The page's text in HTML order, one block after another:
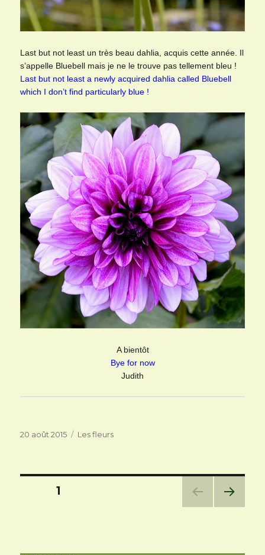
Last but not least un très beau dahlia, acquis cette année. Il
s’appelle Bluebell mais je ne le trouve pas tellement bleu !
Last but not least a newly acquired dahlia called Bluebell
which I don’t find particularly blue !
A bientôt
Bye for now
Judith
Publié
20 août 2015 Catégories
Les fleurs
Pagination
PAGE1